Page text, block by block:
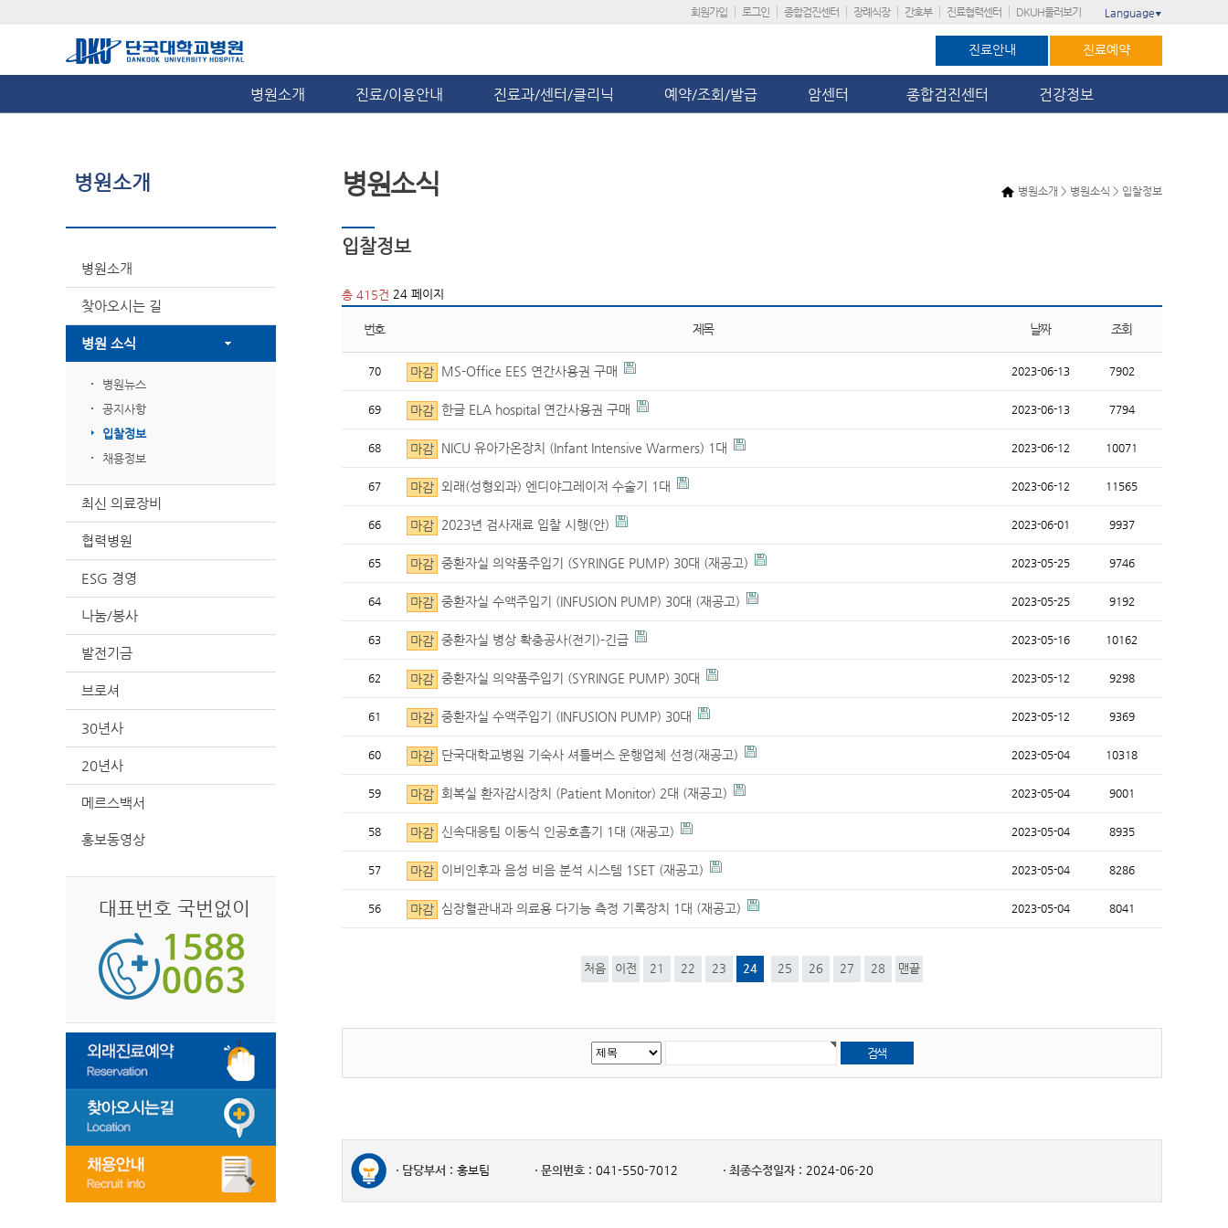
회원가입 로그인 종합검진센터 장례식장 간호부 진료협력센터 DKUH둘러보기 Language ▼
진료안내 진료예약
병원소개 진료/이용안내 진료과/센터/클리닉 예약/조회/발급 암센터 종합검진센터 건강정보
병원소개
병원소개
찾아오시는 길
병원 소식
병원뉴스
공지사항
입찰정보
채용정보
최신 의료장비
협력병원
ESG 경영
나눔/봉사
발전기금
브로셔
30년사
20년사
메르스백서
홍보동영상
대표번호 국번없이
병원소개 > 병원소식 > 입찰정보
병원소식
입찰정보
총 415건 24 페이지
번호 제목 날짜 조회
70 마감 MS-Office EES 연간사용권 구매 2023-06-13 7902
69 마감 한글 ELA hospital 연간사용권 구매 2023-06-13 7794
68 마감 NICU 유아가온장치 (Infant Intensive Warmers) 1대 2023-06-12 10071
67 마감 외래(성형외과) 엔디야그레이저 수술기 1대 2023-06-12 11565
66 마감 2023년 검사재료 입찰 시행(안) 2023-06-01 9937
65 마감 중환자실 의약품주입기 (SYRINGE PUMP) 30대 (재공고) 2023-05-25 9746
64 마감 중환자실 수액주입기 (INFUSION PUMP) 30대 (재공고) 2023-05-25 9192
63 마감 중환자실 병상 확충공사(전기)-긴급 2023-05-16 10162
62 마감 중환자실 의약품주입기 (SYRINGE PUMP) 30대 2023-05-12 9298
61 마감 중환자실 수액주입기 (INFUSION PUMP) 30대 2023-05-12 9369
60 마감 단국대학교병원 기숙사 셔틀버스 운행업체 선정(재공고) 2023-05-04 10318
59 마감 회복실 환자감시장치 (Patient Monitor) 2대 (재공고) 2023-05-04 9001
58 마감 신속대응팀 이동식 인공호흡기 1대 (재공고) 2023-05-04 8935
57 마감 이비인후과 음성 비음 분석 시스템 1SET (재공고) 2023-05-04 8286
56 마감 심장혈관내과 의료용 다기능 측정 기록장치 1대 (재공고) 2023-05-04 8041
처음 이전 21 22 23 24 25 26 27 28 맨끝
담당부서 : 홍보팀 문의번호 : 041-550-7012 최종수정일자 : 2024-06-20